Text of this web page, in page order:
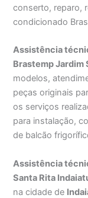
conserto, reparo,
condicionado
Assistência
Brastemp Jardim
modelos,
peças originais
os serviços
para instalação,
de balcão
Assistência
Santa Rita
na cidade de